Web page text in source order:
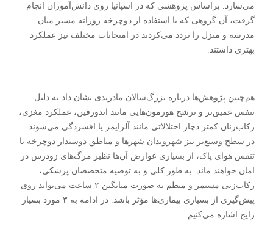
می‌سازد. براساس پژوهشی که در اسپانیا روی دانش‌آموزان انجام
گرفت، آن گروهی که با استفاده از دوچرخه روزانه مسیر میان
مدرسه و منزل را تردد می‌کردند در امتحانات مختلف نیز عملکرد
بهتری داشتند.
هم‌چنین پژوهش‌ها درباره بزرگ‌سالان مادریدی نشان داد به دلیل
تنفس عمیق‌تر و ترشح هورمون‌هایی مانند اندورفین، عملکرد مغزی،
رکاب‌زنان کمتر دچار اختلالاتی مانند آلزایمر یا افسردگی می‌شوند.
در سطح وسیع‌تر نیز شهروندان شهر‌ها و مناطق دوستدار دوچرخه با
تنفس هوای پاک، از بسیاری عوارض آن‌ها نظیر مرگ‌های زودرس در
امان خواهند ماند. به طور کلی و به توصیه متخصصان پزشکی،
رکاب‌زنی مستمر و منظم به صورت میانگین ۲ ساعت می‌تواند روی
پیش‌گیری از بسیاری بیماری‌ها مؤثر باشد. در ادامه به ۳ مورد بسیار
رایج اشاره می‌کنیم.